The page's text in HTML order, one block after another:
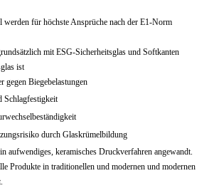
für höchste Ansprüche nach der E1-Norm
mit ESG-Sicherheitsglas und Softkanten
ist
gegen Biegebelastungen
Schlagfestigkeit
durch Glaskrümelbildung
aufwendiges, keramisches Druckverfahren angewandt.
Produkte in traditionellen und modernen und modernen